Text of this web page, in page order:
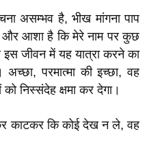
असम्भव है, भीख मांगना पाप
और आशा है कि मेरे नाम पर कुछ
इस जीवन में यह यात्रा करने का
परमात्मा की इच्छा, वह
निस्संदेह क्षमा कर देगा।
काटकर कि कोई देख न ले, वह